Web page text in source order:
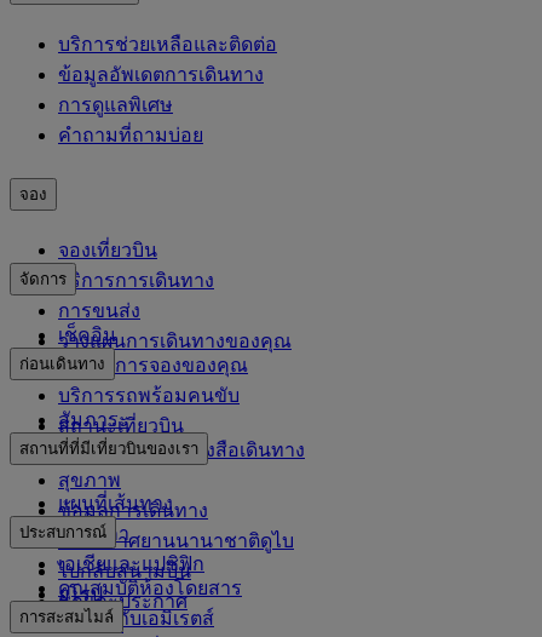
บริการช่วยเหลือและติดต่อ
ข้อมูลอัพเดตการเดินทาง
การดูแลพิเศษ
คำถามที่ถามบ่อย
จอง
จองเที่ยวบิน
บริการการเดินทาง
การขนส่ง
วางแผนการเดินทางของคุณ
จัดการ
เช็คอิน
จัดการการจองของคุณ
บริการรถพร้อมคนขับ
สถานะเที่ยวบิน
ก่อนเดินทาง
สัมภาระ
ข้อมูลวีซ่าและหนังสือเดินทาง
สุขภาพ
ข้อมูลการเดินทาง
ท่าอากาศยานนานาชาติดูไบ
ไปกลับสนามบิน
กฎและประกาศ
สถานที่ที่มีเที่ยวบินของเรา
แผนที่เส้นทาง
แอฟริกา
เอเชียและแปซิฟิก
ยุโรป
อเมริกา
ประสบการณ์
คุณสมบัติห้องโดยสาร
ช้อปปิ้งกับเอมิเรตส์
การสะสมไมล์